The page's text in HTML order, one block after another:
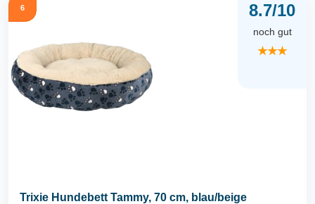
6 8.7/10
noch gut
★★★
Trixie Hundebett Tammy, 70 cm, blau/beige